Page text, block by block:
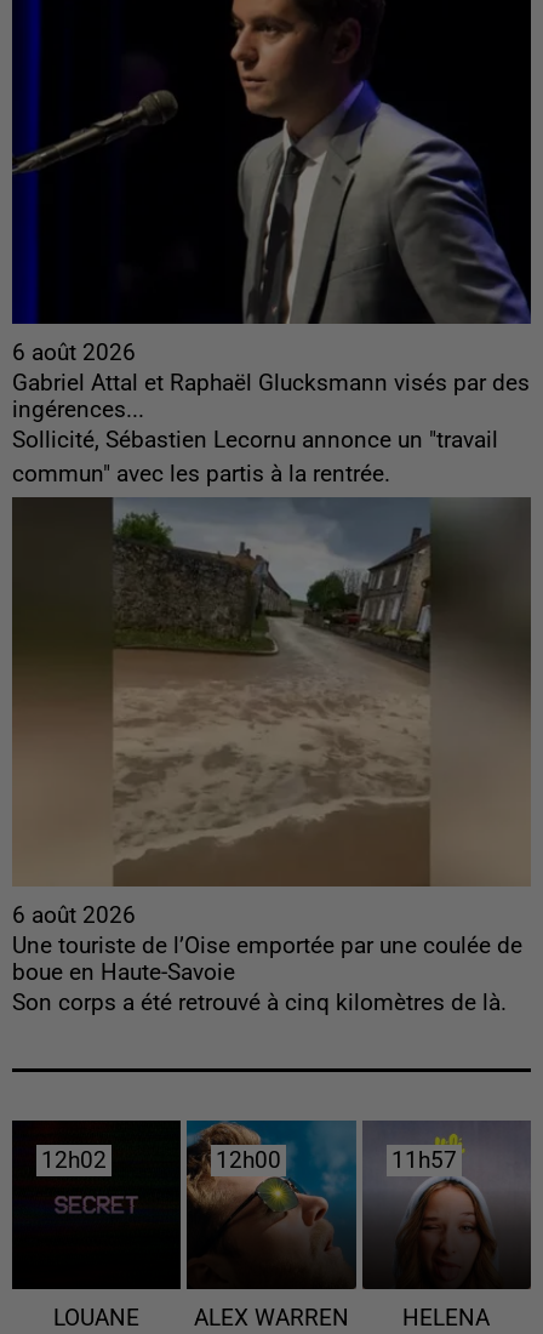
6 août 2026
Gabriel Attal et Raphaël Glucksmann visés par des
ingérences...
Sollicité, Sébastien Lecornu annonce un "travail
commun" avec les partis à la rentrée.
6 août 2026
Une touriste de l’Oise emportée par une coulée de
boue en Haute-Savoie
Son corps a été retrouvé à cinq kilomètres de là.
12h02
12h02
LOUANE
12h00
12h00
ALEX WARREN
11h57
11h57
HELENA